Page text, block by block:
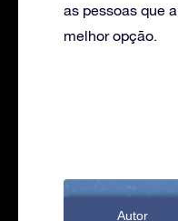
as pessoas que
melhor opção.
Autor